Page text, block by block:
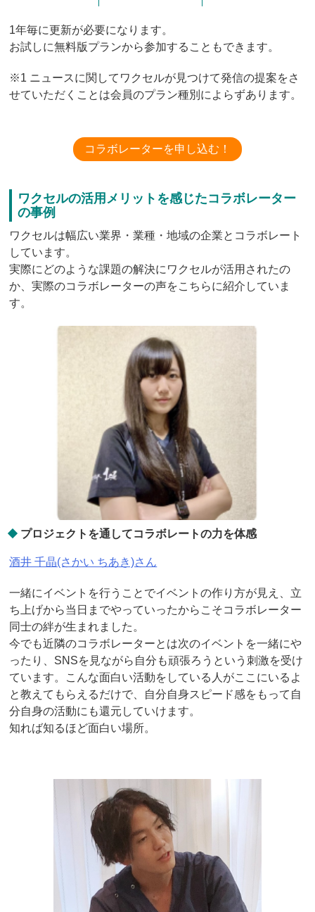
1年毎に更新が必要になります。
お試しに無料版プランから参加することもできます。
※1 ニュースに関してワクセルが見つけて発信の提案をさ
せていただくことは会員のプラン種別によらずあります。
コラボレーターを申し込む！
ワクセルの活用メリットを感じたコラボレーター
の事例
ワクセルは幅広い業界・業種・地域の企業とコラボレート
しています。
実際にどのような課題の解決にワクセルが活用されたの
か、実際のコラボレーターの声をこちらに紹介していま
す。
プロジェクトを通してコラボレートの力を体感
酒井 千晶(さかい ちあき)さん
一緒にイベントを行うことでイベントの作り方が見え、立
ち上げから当日までやっていったからこそコラボレーター
同士の絆が生まれました。
今でも近隣のコラボレーターとは次のイベントを一緒にや
ったり、SNSを見ながら自分も頑張ろうという刺激を受け
ています。こんな面白い活動をしている人がここにいるよ
と教えてもらえるだけで、自分自身スピード感をもって自
分自身の活動にも還元していけます。
知れば知るほど面白い場所。